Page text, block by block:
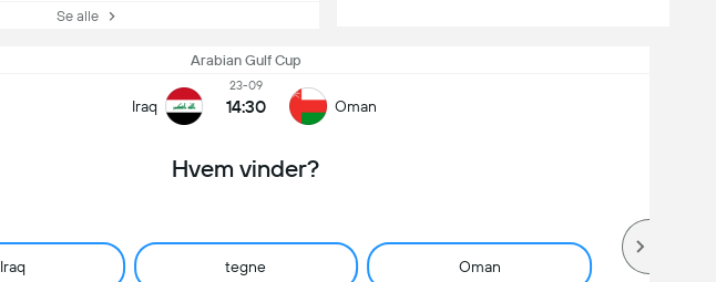
Se alle
Arabian Gulf Cup
Iraq
23-09
14:30 Oman
Hvem vinder?
Iraq tegne Oman